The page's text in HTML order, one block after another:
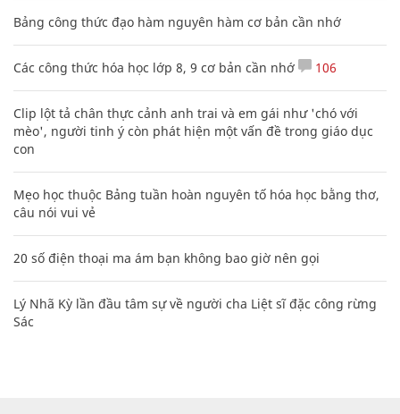
Bảng công thức đạo hàm nguyên hàm cơ bản cần nhớ
Các công thức hóa học lớp 8, 9 cơ bản cần nhớ 106
Clip lột tả chân thực cảnh anh trai và em gái như 'chó với
mèo', người tinh ý còn phát hiện một vấn đề trong giáo dục
con
Mẹo học thuộc Bảng tuần hoàn nguyên tố hóa học bằng thơ,
câu nói vui vẻ
20 số điện thoại ma ám bạn không bao giờ nên gọi
Lý Nhã Kỳ lần đầu tâm sự về người cha Liệt sĩ đặc công rừng
Sác